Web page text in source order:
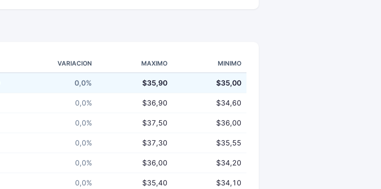
VARIACION MAXIMO MINIMO
0,0% $35,90 $35,00
0,0% $36,90 $34,60
0,0% $37,50 $36,00
0,0% $37,30 $35,55
0,0% $36,00 $34,20
0,0% $35,40 $34,10